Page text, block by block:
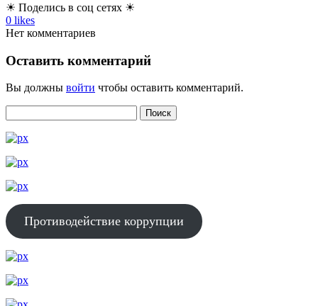
☀ Поделись в соц сетях ☀
0 likes
Нет комментариев
Оставить комментарий
Вы должны войти чтобы оставить комментарий.
Противодействие коррупции